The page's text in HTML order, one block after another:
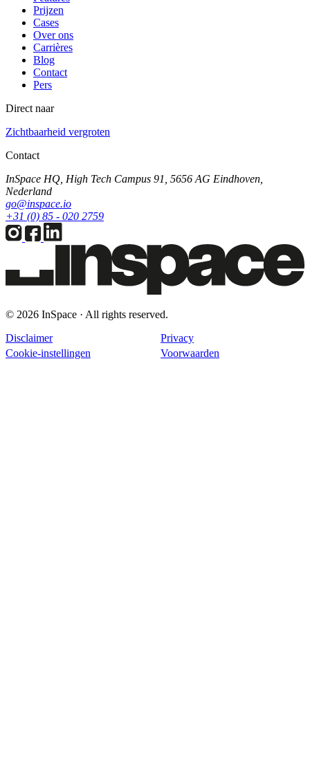
Prijzen
Cases
Over ons
Carrières
Blog
Contact
Pers
Direct naar
Zichtbaarheid vergroten
Contact
InSpace HQ, High Tech Campus 91, 5656 AG Eindhoven,
Nederland
go@inspace.io
+31 (0) 85 - 020 2759
© 2026 InSpace · All rights reserved.
Disclaimer
Privacy
Cookie-instellingen
Voorwaarden